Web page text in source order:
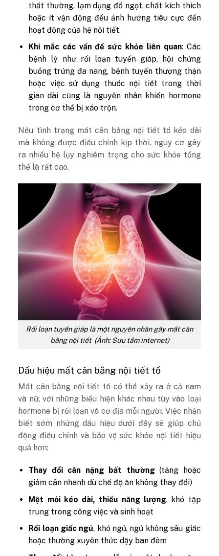
thất thường, lạm dụng đồ ngọt, chất kích thích
hoặc ít vận động đều ảnh hưởng tiêu cực đến
hoạt động của hệ nội tiết.
Khi mắc các vấn đề sức khỏe liên quan: Các
bệnh lý như rối loạn tuyến giáp, hội chứng
buồng trứng đa nang, bệnh tuyến thượng thận
hoặc việc sử dụng thuốc nội tiết trong thời
gian dài cũng là nguyên nhân khiến hormone
trong cơ thể bị xáo trộn.
Nếu tình trạng mất cân bằng nội tiết tố kéo dài
mà không được điều chỉnh kịp thời, nguy cơ gây
ra nhiều hệ lụy nghiêm trọng cho sức khỏe tổng
thể là rất cao.
Rối loạn tuyến giáp là một nguyên nhân gây mất cân
bằng nội tiết (Ảnh: Sưu tầm internet)
Dấu hiệu mất cân bằng nội tiết tố
Mất cân bằng nội tiết tố có thể xảy ra ở cả nam
và nữ, với những biểu hiện khác nhau tùy vào loại
hormone bị rối loạn và cơ địa mỗi người. Việc nhận
biết sớm những dấu hiệu dưới đây sẽ giúp chủ
động điều chỉnh và bảo vệ sức khỏe nội tiết hiệu
quả hơn:
Thay đổi cân nặng bất thường(tăng hoặc
giảm cân nhanh dù chế độ ăn không thay đổi)
Mệt mỏi kéo dài, thiếu năng lượng, khó tập
trung trong công việc và sinh hoạt
Rối loạn giấc ngủ, khó ngủ, ngủ không sâu giấc
hoặc thường xuyên thức dậy ban đêm